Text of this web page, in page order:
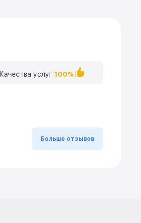
Качества услуг 100%
Больше отзывов